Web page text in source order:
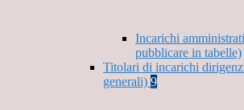
Incarichi
pubblicare in tabelle)
Titolari di incarichi
generali) 9